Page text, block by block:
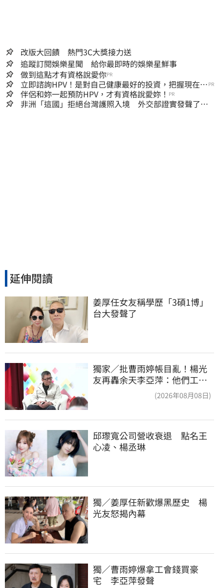
改版大回饋 熱門3C大獎接力送
追蹤訂閱娛樂星聞 給你最即時的娛樂星鮮事
做到這點才有資格說愛你PR
立即諮詢HPV！是對自己健康最好的投資，把握現在不
嫌晚！
PR
伴侶和妳一起預防HPV，才有資格說愛妳！ PR
非洲「這國」拒絕台灣護照入境 外交部證實發聲了：
延伸閱讀
姜厚任女友稱學歷「3碩1博」
台大發聲了
獨家／批曹雨婷帳目亂！楊光
友再轟余天李亞萍：他們工會
(2026年08月08日)
邱瓈寬公司營收衰退　點名王
心凌、楊丞琳
獨／姜厚任新歡爆黑歷史　楊
光友怒揭內幕
獨／曹雨婷爆拿工會錢買豪
宅　李亞萍發聲